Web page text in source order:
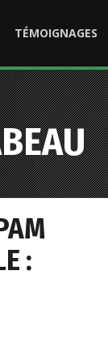
TÉMOIGNAGES
: